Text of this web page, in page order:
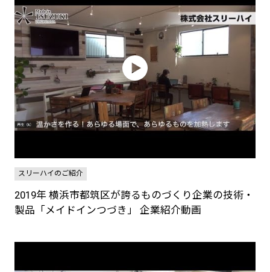
スリーハイのご紹介
2019年 横浜市都筑区が誇るものづくり企業の技術・
製品「メイドインつづき」 企業紹介動画